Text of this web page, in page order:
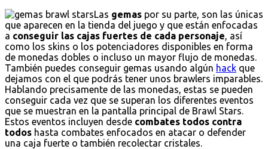
Las gemas por su parte, son las únicas
que aparecen en la tienda del juego y que están enfocadas
a conseguir las cajas fuertes de cada personaje , así
como los skins o los potenciadores disponibles en forma
de monedas dobles o incluso un mayor flujo de monedas.
También puedes conseguir gemas usando algún hack que
dejamos con el que podrás tener unos brawlers imparables.
Hablando precisamente de las monedas, estas se pueden
conseguir cada vez que se superan los diferentes eventos
que se muestran en la pantalla principal de Brawl Stars.
Estos eventos incluyen desde combates todos contra
todos hasta combates enfocados en atacar o defender
una caja fuerte o también recolectar cristales.